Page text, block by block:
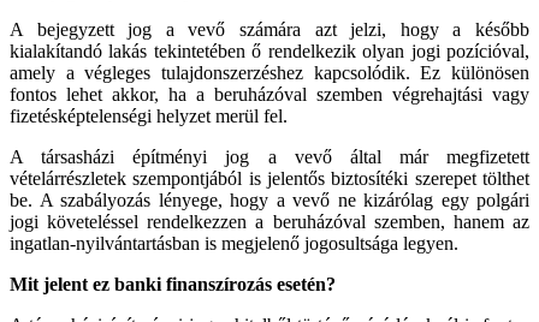
A bejegyzett jog a vevő számára azt jelzi, hogy a később
kialakítandó lakás tekintetében ő rendelkezik olyan jogi pozícióval,
amely a végleges tulajdonszerzéshez kapcsolódik. Ez különösen
fontos lehet akkor, ha a beruházóval szemben végrehajtási vagy
fizetésképtelenségi helyzet merül fel.
A társasházi építményi jog a vevő által már megfizetett
vételárrészletek szempontjából is jelentős biztosítéki szerepet tölthet
be. A szabályozás lényege, hogy a vevő ne kizárólag egy polgári
jogi követeléssel rendelkezzen a beruházóval szemben, hanem az
ingatlan-nyilvántartásban is megjelenő jogosultsága legyen.
Mit jelent ez banki finanszírozás esetén?